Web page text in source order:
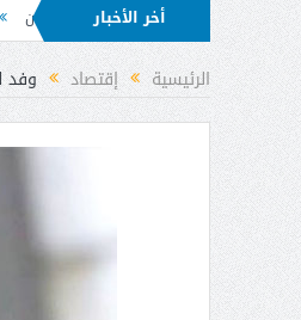
أخر الأخبار مع إيران الذهب يقفز لأعلى
إلى سحبهالرئيسية إقتصاد وفد